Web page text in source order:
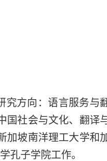
究方向：语言服务与
国社会与文化、翻译
加坡南洋理工大学和
孔子学院工作。